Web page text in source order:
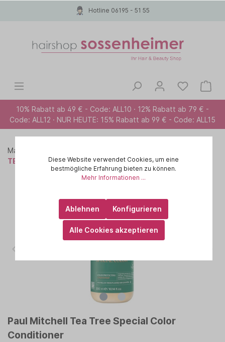
Hotline 06195 - 51 55
10% Rabatt ab 49 € - Code: ALL10 · 12% Rabatt ab 79 € -
Code: ALL12 · NUR HEUTE: 15% Rabatt ab 99 € - Code: ALL15
Marken A-Z
TEA TREE SPECIAL COLOR
Paul Mitchell Tea Tree Special Color
Conditioner
Diese Website verwendet Cookies, um eine
bestmögliche Erfahrung bieten zu können.
Mehr Informationen ...
Ablehnen Konfigurieren
Alle Cookies akzeptieren